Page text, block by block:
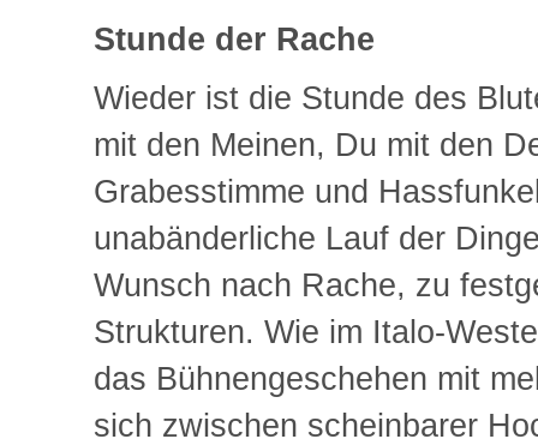
Stunde der Rache
Wieder ist die Stunde des
mit den Meinen, Du mit den
Grabesstimme und
unabänderliche Lauf der
Wunsch nach Rache, zu
Strukturen. Wie im Italo-
das Bühnengeschehen mit
sich zwischen scheinbarer